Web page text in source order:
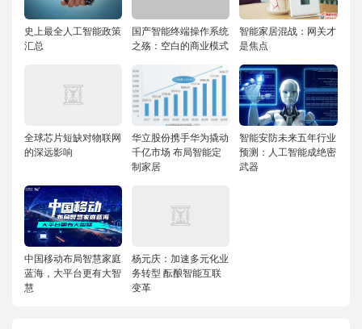
史上最全人工智能政策
汇总
国产智能终端操作系统
之殇：空白的商业模式
智能家居混战：网关才
是焦点
全球芯片短缺对物联网
的深远影响
华立股份携手华为撬动
千亿市场 布局智能定
制家居
智能安防未来五年行业
预测：人工智能成绝密
武器
中国移动布局智慧家庭
蓝海，大平台更有大智
慧
杨元庆：加速多元化业
务转型 酝酿智能互联
变革